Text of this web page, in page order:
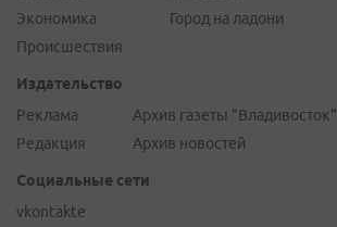
Экономика
Происшествия
Город на ладони
Издательство
Реклама
Редакция
Архив газеты "Владивосток"
Архив новостей
Социальные сети
vkontakte